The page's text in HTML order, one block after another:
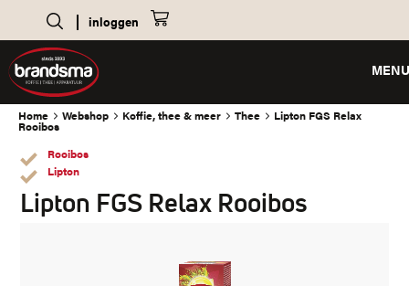
inloggen
MENU
Home Webshop Koffie, thee & meer Thee Lipton FGS Relax
Rooibos
Rooibos
Lipton
Lipton FGS Relax Rooibos